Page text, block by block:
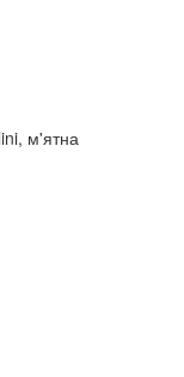
м'ятна